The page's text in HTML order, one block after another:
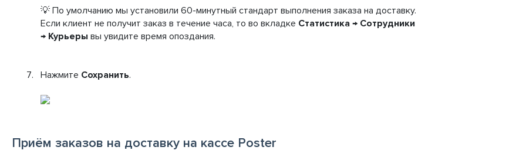
💡 По умолчанию мы установили 60-минутный стандарт выполнения заказа на доставку.
Если клиент не получит заказ в течение часа, то во вкладке Статистика → Сотрудники
→ Курьерывы увидите время опоздания.
Нажмите Сохранить.
Приём заказов на доставку на кассе Poster